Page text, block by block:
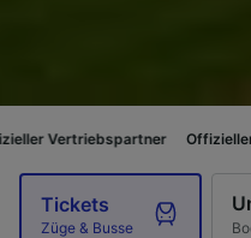
Offizieller
Tickets
Züge & Busse